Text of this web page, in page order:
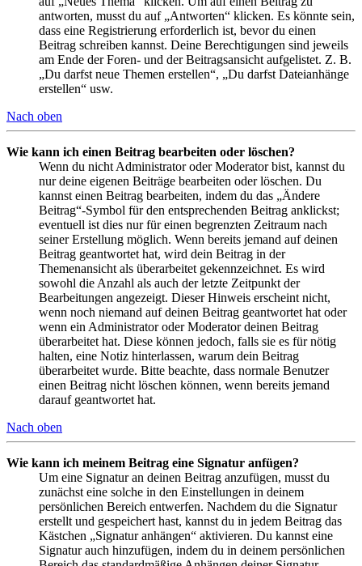
antworten, musst du auf „Antworten“ klicken. Es könnte sein,
dass eine Registrierung erforderlich ist, bevor du einen
Beitrag schreiben kannst. Deine Berechtigungen sind jeweils
am Ende der Foren- und der Beitragsansicht aufgelistet. Z. B.
„Du darfst neue Themen erstellen“, „Du darfst Dateianhänge
erstellen“ usw.
Nach oben
Wie kann ich einen Beitrag bearbeiten oder löschen?
Wenn du nicht Administrator oder Moderator bist, kannst du
nur deine eigenen Beiträge bearbeiten oder löschen. Du
kannst einen Beitrag bearbeiten, indem du das „Ändere
Beitrag“-Symbol für den entsprechenden Beitrag anklickst;
eventuell ist dies nur für einen begrenzten Zeitraum nach
seiner Erstellung möglich. Wenn bereits jemand auf deinen
Beitrag geantwortet hat, wird dein Beitrag in der
Themenansicht als überarbeitet gekennzeichnet. Es wird
sowohl die Anzahl als auch der letzte Zeitpunkt der
Bearbeitungen angezeigt. Dieser Hinweis erscheint nicht,
wenn noch niemand auf deinen Beitrag geantwortet hat oder
wenn ein Administrator oder Moderator deinen Beitrag
überarbeitet hat. Diese können jedoch, falls sie es für nötig
halten, eine Notiz hinterlassen, warum dein Beitrag
überarbeitet wurde. Bitte beachte, dass normale Benutzer
einen Beitrag nicht löschen können, wenn bereits jemand
darauf geantwortet hat.
Nach oben
Wie kann ich meinem Beitrag eine Signatur anfügen?
Um eine Signatur an deinen Beitrag anzufügen, musst du
zunächst eine solche in den Einstellungen in deinem
persönlichen Bereich entwerfen. Nachdem du die Signatur
erstellt und gespeichert hast, kannst du in jedem Beitrag das
Kästchen „Signatur anhängen“ aktivieren. Du kannst eine
Signatur auch hinzufügen, indem du in deinem persönlichen